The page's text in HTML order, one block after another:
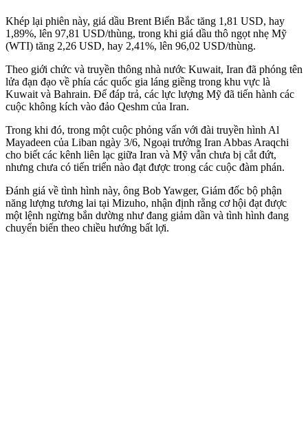
Khép lại phiên này, giá dầu Brent Biển Bắc tăng 1,81 USD, hay
1,89%, lên 97,81 USD/thùng, trong khi giá dầu thô ngọt nhẹ Mỹ
(WTI) tăng 2,26 USD, hay 2,41%, lên 96,02 USD/thùng.
Theo giới chức và truyền thông nhà nước Kuwait, Iran đã phóng tên
lửa đạn đạo về phía các quốc gia láng giềng trong khu vực là
Kuwait và Bahrain. Để đáp trả, các lực lượng Mỹ đã tiến hành các
cuộc không kích vào đảo Qeshm của Iran.
Trong khi đó, trong một cuộc phỏng vấn với đài truyền hình Al
Mayadeen của Liban ngày 3/6, Ngoại trưởng Iran Abbas Araqchi
cho biết các kênh liên lạc giữa Iran và Mỹ vẫn chưa bị cắt đứt,
nhưng chưa có tiến triển nào đạt được trong các cuộc đàm phán.
Đánh giá về tình hình này, ông Bob Yawger, Giám đốc bộ phận
năng lượng tương lai tại Mizuho, nhận định rằng cơ hội đạt được
một lệnh ngừng bắn dường như đang giảm dần và tình hình đang
chuyển biến theo chiều hướng bất lợi.